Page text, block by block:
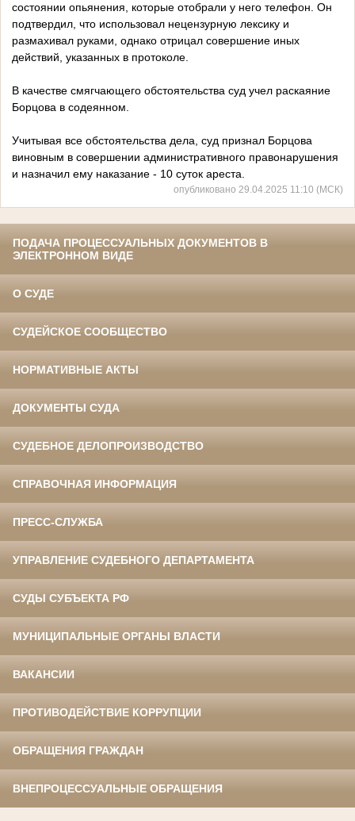
состоянии опьянения, которые отобрали у него телефон. Он
подтвердил, что использовал нецензурную лексику и
размахивал руками, однако отрицал совершение иных
действий, указанных в протоколе.
В качестве смягчающего обстоятельства суд учел раскаяние
Борцова в содеянном.
Учитывая все обстоятельства дела, суд признал Борцова
виновным в совершении административного правонарушения
и назначил ему наказание - 10 суток ареста.
опубликовано 29.04.2025 11:10 (МСК)
ПОДАЧА ПРОЦЕССУАЛЬНЫХ ДОКУМЕНТОВ В
ЭЛЕКТРОННОМ ВИДЕ
О СУДЕ
СУДЕЙСКОЕ СООБЩЕСТВО
НОРМАТИВНЫЕ АКТЫ
ДОКУМЕНТЫ СУДА
СУДЕБНОЕ ДЕЛОПРОИЗВОДСТВО
СПРАВОЧНАЯ ИНФОРМАЦИЯ
ПРЕСС-СЛУЖБА
УПРАВЛЕНИЕ СУДЕБНОГО ДЕПАРТАМЕНТА
СУДЫ СУБЪЕКТА РФ
МУНИЦИПАЛЬНЫЕ ОРГАНЫ ВЛАСТИ
ВАКАНСИИ
ПРОТИВОДЕЙСТВИЕ КОРРУПЦИИ
ОБРАЩЕНИЯ ГРАЖДАН
ВНЕПРОЦЕССУАЛЬНЫЕ ОБРАЩЕНИЯ